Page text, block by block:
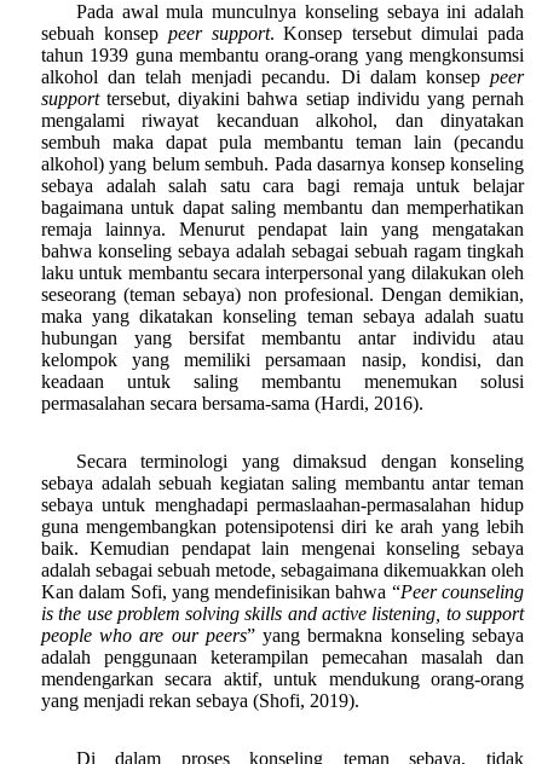
Pada awal mula munculnya konseling sebaya ini adalah
sebuah konsep peer support. Konsep tersebut dimulai pada
tahun 1939 guna membantu orang-orang yang mengkonsumsi
alkohol dan telah menjadi pecandu. Di dalam konsep peer
supporttersebut, diyakini bahwa setiap individu yang pernah
mengalami riwayat kecanduan alkohol, dan dinyatakan
sembuh maka dapat pula membantu teman lain (pecandu
alkohol) yang belum sembuh. Pada dasarnya konsep konseling
sebaya adalah salah satu cara bagi remaja untuk belajar
bagaimana untuk dapat saling membantu dan memperhatikan
remaja lainnya. Menurut pendapat lain yang mengatakan
bahwa konseling sebaya adalah sebagai sebuah ragam tingkah
laku untuk membantu secara interpersonal yang dilakukan oleh
seseorang (teman sebaya) non profesional. Dengan demikian,
maka yang dikatakan konseling teman sebaya adalah suatu
hubungan yang bersifat membantu antar individu atau
kelompok yang memiliki persamaan nasip, kondisi, dan
keadaan untuk saling membantu menemukan solusi
permasalahan secara bersama-sama (Hardi, 2016).
Secara terminologi yang dimaksud dengan konseling
sebaya adalah sebuah kegiatan saling membantu antar teman
sebaya untuk menghadapi permaslaahan-permasalahan hidup
guna mengembangkan potensipotensi diri ke arah yang lebih
baik. Kemudian pendapat lain mengenai konseling sebaya
adalah sebagai sebuah metode, sebagaimana dikemuakkan oleh
Kan dalam Sofi, yang mendefinisikan bahwa “Peer counseling
is the use problem solving skills and active listening, to support
people who are our peers” yang bermakna konseling sebaya
adalah penggunaan keterampilan pemecahan masalah dan
mendengarkan secara aktif, untuk mendukung orang-orang
yang menjadi rekan sebaya (Shofi, 2019).
Di dalam proses konseling teman sebaya, tidak